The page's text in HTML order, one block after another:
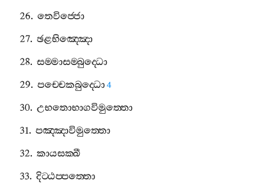
26. තෙවිජ‍්ජො
27. ඡළභිඤ‍්ඤො
28. සම‍්මාසම‍්බුද‍්ධො
29. පච‍්චෙකබුද‍්ධො4
30. උභතොභාගවිමුත‍්තො
31. පඤ‍්ඤාවිමුත‍්තො
32. කායසක‍්ඛී
33. දිට‍්ඨප‍්පත‍්තො